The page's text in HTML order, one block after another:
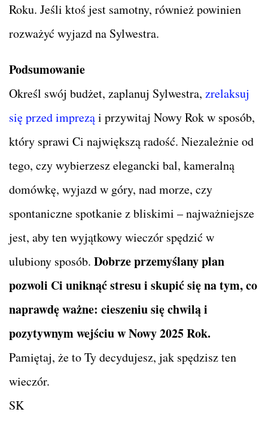
Roku. Jeśli ktoś jest samotny, również powinien
rozważyć wyjazd na Sylwestra.
Podsumowanie
Określ swój budżet, zaplanuj Sylwestra, zrelaksuj
się przed impreząi przywitaj Nowy Rok w sposób,
który sprawi Ci największą radość. Niezależnie od
tego, czy wybierzesz elegancki bal, kameralną
domówkę, wyjazd w góry, nad morze, czy
spontaniczne spotkanie z bliskimi – najważniejsze
jest, aby ten wyjątkowy wieczór spędzić w
ulubiony sposób. Dobrze przemyślany plan
pozwoli Ci uniknąć stresu i skupić się na tym, co
naprawdę ważne: cieszeniu się chwilą i
pozytywnym wejściu w Nowy 2025 Rok.
Pamiętaj, że to Ty decydujesz, jak spędzisz ten
wieczór.
SK